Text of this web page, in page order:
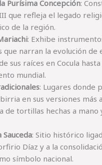
Purísima Concepción:
que refleja el legado
de la región.
: Exhibe
que narran la evolución de
sus raíces en Cocula hasta
mundial.
: Lugares donde
en sus versiones más
de tortillas hechas a mano
Sauceda: Sitio histórico
Díaz y a la
símbolo nacional.